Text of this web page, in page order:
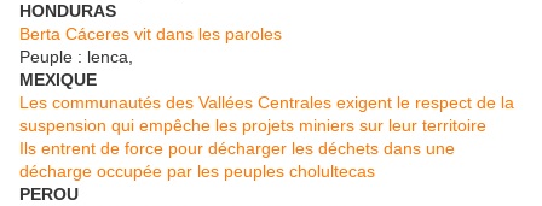
HONDURAS
Berta Cáceres vit dans les paroles
Peuple : lenca,
MEXIQUE
Les communautés des Vallées Centrales exigent le respect de la
suspension qui empêche les projets miniers sur leur territoire
Ils entrent de force pour décharger les déchets dans une
décharge occupée par les peuples cholultecas
PEROU